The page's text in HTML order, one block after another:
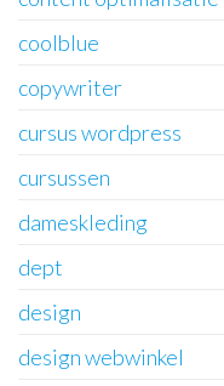
coolblue
copywriter
cursus wordpress
cursussen
dameskleding
dept
design
design webwinkel